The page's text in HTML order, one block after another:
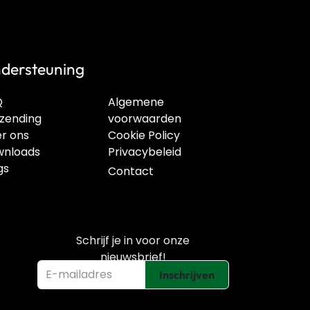
Algemene
voorwaarden
Cookie Policy
Privacybeleid
ons
Contact
Inschrijven
Schrijf je in voor onze
nieuwsbrief!